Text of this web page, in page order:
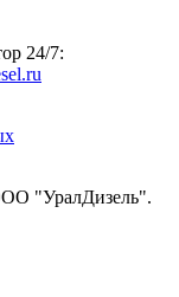
24/7:
"УралДизель".